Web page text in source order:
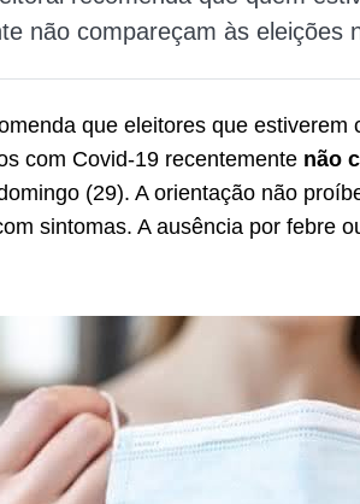
não compareçam às eleições
que eleitores que estiverem
com Covid-19 recentemente não
(29). A orientação não
sintomas. A ausência por febre